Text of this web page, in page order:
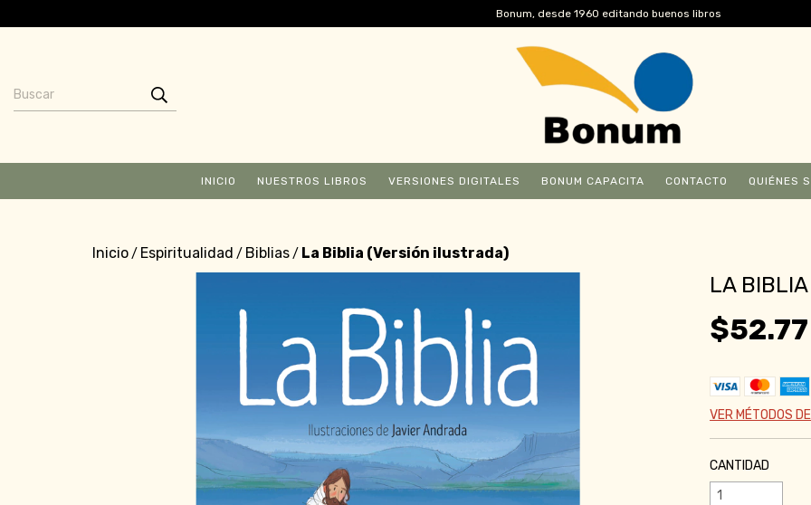
Bonum, desde 1960 editando buenos libros
INICIO NUESTROS LIBROS VERSIONES DIGITALES BONUM CAPACITA CONTACTO QUIÉNES
Inicio/ Espiritualidad / Biblias/ La Biblia (Versión ilustrada)
LA
$52.77
VER MÉTODOS
CANTIDAD